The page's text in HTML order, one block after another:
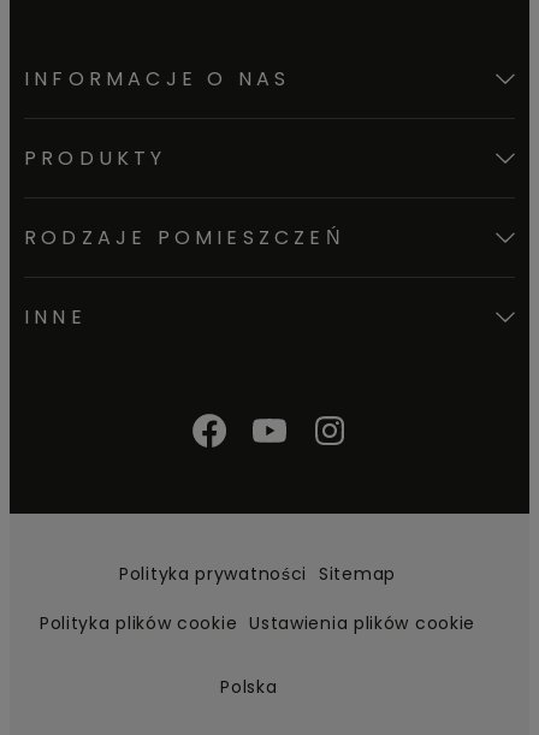
INFORMACJE O NAS
PRODUKTY
RODZAJE POMIESZCZEŃ
INNE
Polityka prywatności Sitemap
Polityka plików cookie Ustawienia plików cookie
Polska